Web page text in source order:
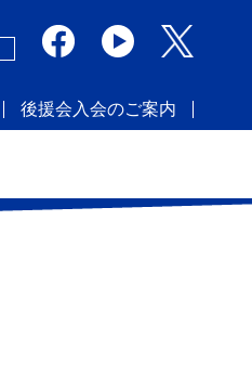
後援会入会のご案内